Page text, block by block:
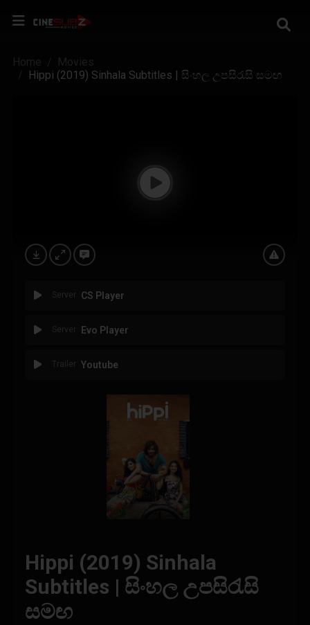
Home
Movies
Hippi (2019) Sinhala Subtitles | සිංහල උපසිරැසි සමඟ
Server CS Player
Server Evo Player
Trailer Youtube
Hippi (2019) Sinhala
Subtitles | සිංහල උපසිරැසි
සමඟ